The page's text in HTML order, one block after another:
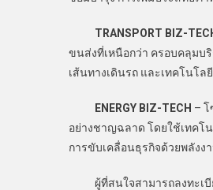
TRANSPORT BIZ-
ขนส่งที่เหนือกว่า ครอบคลุมบ
เส้นทางเดินรถ และเทคโนโ
ENERGY BIZ-TECH –
อย่างชาญฉลาด โดยใช้เทคโ
การขับเคลื่อนธุรกิจด้วยพลังง
ผู้ที่สนใจสามารถลงทะเบีย